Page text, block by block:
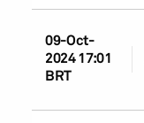
09-Oct-
2024 17:01
BRT